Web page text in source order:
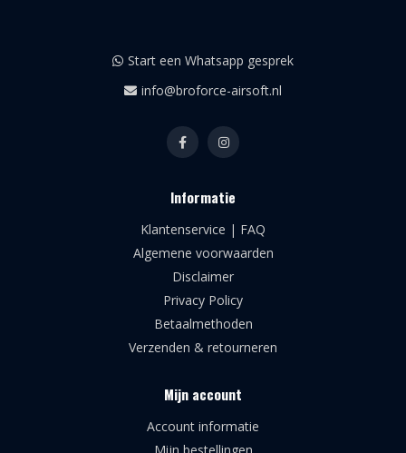
Start een Whatsapp gesprek
info@broforce-airsoft.nl
Informatie
Klantenservice | FAQ
Algemene voorwaarden
Disclaimer
Privacy Policy
Betaalmethoden
Verzenden & retourneren
Mijn account
Account informatie